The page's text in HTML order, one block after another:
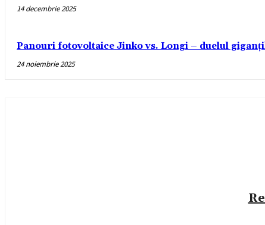
14 decembrie 2025
Panouri fotovoltaice Jinko vs. Longi – duelul
24 noiembrie 2025